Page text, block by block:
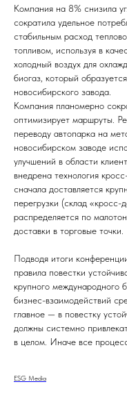
Компания на 8% снизила
сократила удельное
стабильным расход
топливом, используя в
холодный воздух для
биогаз, который
новосибирского завода.
Компания планомерно
оптимизирует маршруты.
переводу автопарка на
новосибирском заводе
улучшений в области
внедрена технология
сначала доставляется
перегрузки (склад «кросс-
распределяется по
доставки в торговые точки.
Подводя итоги
правила повестки
крупного международного
бизнес-взаимодействий
главное — в повестку
должны системно
в целом. Иначе все
ESG Media